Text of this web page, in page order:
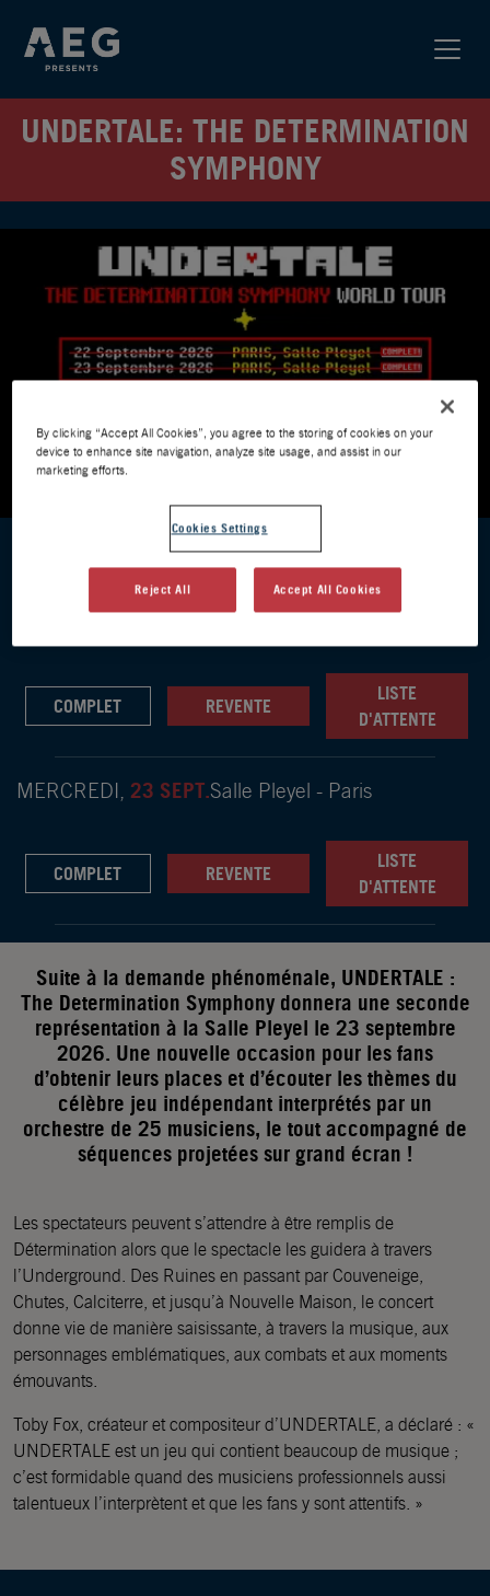
UNDERTALE: THE DETERMINATION
SYMPHONY
DATES DES ÉVÈNEMENTS
COMPLET REVENTE
LISTE
D'ATTENTE
MERCREDI, 23 SEPT.Salle Pleyel - Paris
COMPLET REVENTE
LISTE
D'ATTENTE
Suite à la demande phénoménale, UNDERTALE :
The Determination Symphony donnera une seconde
représentation à la Salle Pleyel le 23 septembre
2026. Une nouvelle occasion pour les fans
d’obtenir leurs places et d’écouter les thèmes du
célèbre jeu indépendant interprétés par un
orchestre de 25 musiciens, le tout accompagné de
séquences projetées sur grand écran !
Les spectateurs peuvent s’attendre à être remplis de
Détermination alors que le spectacle les guidera à travers
l’Underground. Des Ruines en passant par Couveneige,
Chutes, Calciterre, et jusqu’à Nouvelle Maison, le concert
donne vie de manière saisissante, à travers la musique, aux
personnages emblématiques, aux combats et aux moments
émouvants.
Toby Fox, créateur et compositeur d’UNDERTALE, a déclaré : «
UNDERTALE est un jeu qui contient beaucoup de musique ;
c’est formidable quand des musiciens professionnels aussi
talentueux l’interprètent et que les fans y sont attentifs. »
By clicking “Accept All Cookies”, you agree to the storing of cookies on your
device to enhance site navigation, analyze site usage, and assist in our
marketing efforts.
Cookies Settings
Reject All Accept All Cookies